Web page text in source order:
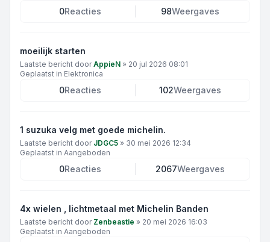
0Reacties 98Weergaves
moeilijk starten
Laatste bericht doorAppieN » 20 jul 2026 08:01
Geplaatst in Elektronica
0Reacties 102Weergaves
1 suzuka velg met goede michelin.
Laatste bericht door JDGC5 » 30 mei 2026 12:34
Geplaatst in Aangeboden
0Reacties 2067Weergaves
4x wielen , lichtmetaal met Michelin Banden
Laatste bericht door Zenbeastie » 20 mei 2026 16:03
Geplaatst in Aangeboden